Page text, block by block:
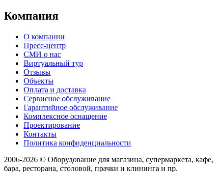
Компания
О компании
Пресс-центр
СМИ о нас
Виртуальный тур
Отзывы
Объекты
Оплата и доставка
Сервисное обслуживание
Гарантийное обслуживание
Комплексное оснащение
Проектирование
Контакты
Политика конфиденциальности
2006-2026 © Оборудование для магазина, супермаркета, кафе,
бара, ресторана, столовой, прачки и клининга и пр.